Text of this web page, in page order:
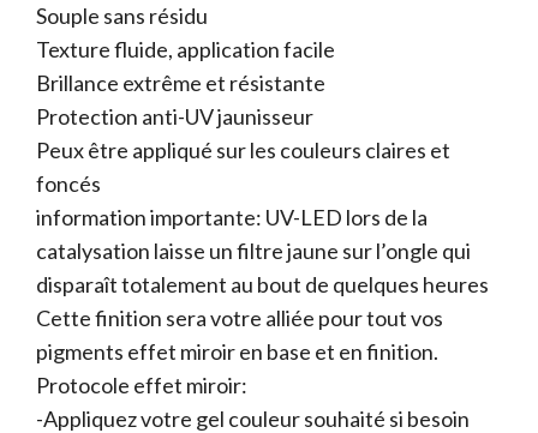
Souple sans résidu
Texture fluide, application facile
Brillance extrême et résistante
Protection anti-UV jaunisseur
Peux être appliqué sur les couleurs claires et
foncés
information importante: UV-LED lors de la
catalysation laisse un filtre jaune sur l’ongle qui
disparaît totalement au bout de quelques heures
Cette finition sera votre alliée pour tout vos
pigments effet miroir en base et en finition.
Protocole effet miroir:
-Appliquez votre gel couleur souhaité si besoin